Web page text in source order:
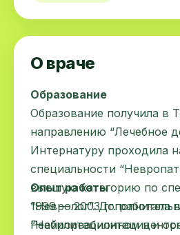
О враче
Образование
Образование получила в
направлению “Лечебное
Интернатуру проходила
специальности
высшую категорию по
“Невролог”.
“Нейрореабилитация и
Опыт работы
1999 — 2003 гг. работала
Реабилитационном